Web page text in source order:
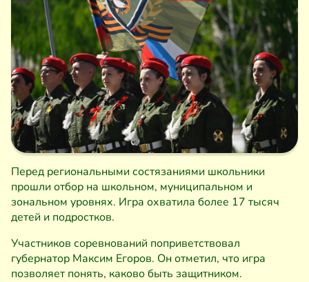
Перед региональными состязаниями школьники
прошли отбор на школьном, муниципальном и
зональном уровнях. Игра охватила более 17 тысяч
детей и подростков.
Участников соревнований поприветствовал
губернатор Максим Егоров. Он отметил, что игра
позволяет понять, каково быть защитником.